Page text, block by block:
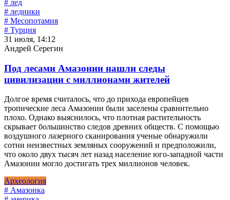
# лед
# ледники
# Месопотамия
# Турция
31 июля, 14:12
Андрей Серегин
Под лесами Амазонии нашли следы
цивилизации с миллионами жителей
Долгое время считалось, что до прихода европейцев
тропические леса Амазонии были заселены сравнительно
плохо. Однако выяснилось, что плотная растительность
скрывает большинство следов древних обществ. С помощью
воздушного лазерного сканирования ученые обнаружили
сотни неизвестных земляных сооружений и предположили,
что около двух тысяч лет назад население юго-западной части
Амазонии могло достигать трех миллионов человек.
Археология
# Амазонка